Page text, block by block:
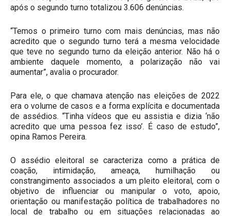
após o segundo turno totalizou 3.606 denúncias.
“Temos o primeiro turno com mais denúncias, mas não
acredito que o segundo turno terá a mesma velocidade
que teve no segundo turno da eleição anterior. Não há o
ambiente daquele momento, a polarização não vai
aumentar”, avalia o procurador.
Para ele, o que chamava atenção nas eleições de 2022
era o volume de casos e a forma explícita e documentada
de assédios. “Tinha vídeos que eu assistia e dizia ‘não
acredito que uma pessoa fez isso’. É caso de estudo”,
opina Ramos Pereira.
O assédio eleitoral se caracteriza como a prática de
coação, intimidação, ameaça, humilhação ou
constrangimento associados a um pleito eleitoral, com o
objetivo de influenciar ou manipular o voto, apoio,
orientação ou manifestação política de trabalhadores no
local de trabalho ou em situações relacionadas ao